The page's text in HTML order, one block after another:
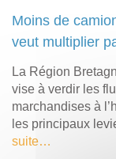
Moins de
veut multiplier
La Région
vise à verdir les
marchandises à
les principaux
suite…